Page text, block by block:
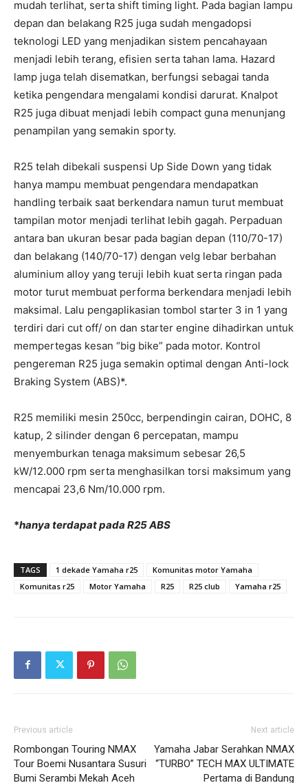
mudah terlihat, serta shift timing light. Pada bagian lampu
depan dan belakang R25 juga sudah mengadopsi
teknologi LED yang menjadikan sistem pencahayaan
menjadi lebih terang, efisien serta tahan lama. Hazard
lamp juga telah disematkan, berfungsi sebagai tanda
ketika pengendara mengalami kondisi darurat. Knalpot
R25 juga dibuat menjadi lebih compact guna menunjang
penampilan yang semakin sporty.
R25 telah dibekali suspensi Up Side Down yang tidak
hanya mampu membuat pengendara mendapatkan
handling terbaik saat berkendara namun turut membuat
tampilan motor menjadi terlihat lebih gagah. Perpaduan
antara ban ukuran besar pada bagian depan (110/70-17)
dan belakang (140/70-17) dengan velg lebar berbahan
aluminium alloy yang teruji lebih kuat serta ringan pada
motor turut membuat performa berkendara menjadi lebih
maksimal. Lalu pengaplikasian tombol starter 3 in 1 yang
terdiri dari cut off/ on dan starter engine dihadirkan untuk
mempertegas kesan “big bike” pada motor. Kontrol
pengereman R25 juga semakin optimal dengan Anti-lock
Braking System (ABS)*.
R25 memiliki mesin 250cc, berpendingin cairan, DOHC, 8
katup, 2 silinder dengan 6 percepatan, mampu
menyemburkan tenaga maksimum sebesar 26,5
kW/12.000 rpm serta menghasilkan torsi maksimum yang
mencapai 23,6 Nm/10.000 rpm.
*hanya terdapat pada R25 ABS
TAGS 1 dekade Yamaha r25
Komunitas motor Yamaha
Komunitas r25
Motor Yamaha R25 R25 club Yamaha r25
Previous article
Rombongan Touring NMAX
Tour Boemi Nusantara Susuri
Bumi Serambi Mekah Aceh
Next article
Yamaha Jabar Serahkan NMAX
“TURBO” TECH MAX ULTIMATE
Pertama di Bandung